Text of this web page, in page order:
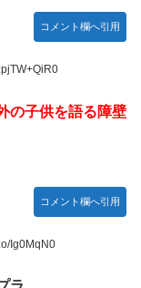
コメント欄へ引用
の子供を語る障壁
コメント欄へ引用
Ig0MqN0